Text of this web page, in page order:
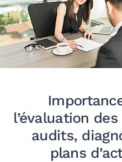
l’évaluation
audits,
plans